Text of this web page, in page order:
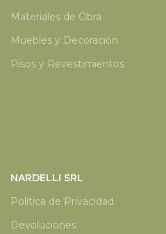
Materiales de Obra
Muebles y Decoración
Pisos y Revestimientos
NARDELLI SRL
Política de Privacidad
Devoluciones